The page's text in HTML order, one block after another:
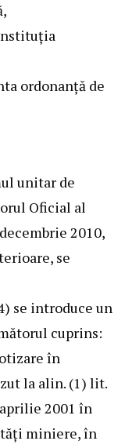
ordonanţă de
unitar de
Oficial al
2010,
se
se introduce un
cuprins:
în
la alin. (1) lit.
2001 în
miniere, în